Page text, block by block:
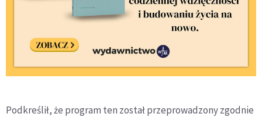
Podkreślił, że program ten został przeprowadzony zgodnie